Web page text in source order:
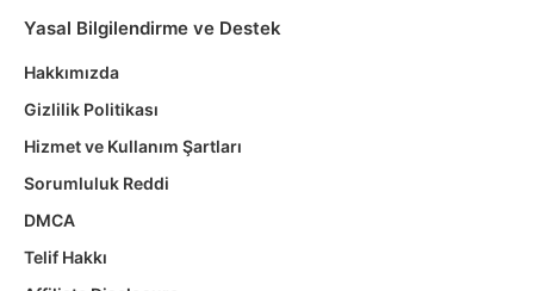
Yasal Bilgilendirme ve Destek
Hakkımızda
Gizlilik Politikası
Hizmet ve Kullanım Şartları
Sorumluluk Reddi
DMCA
Telif Hakkı